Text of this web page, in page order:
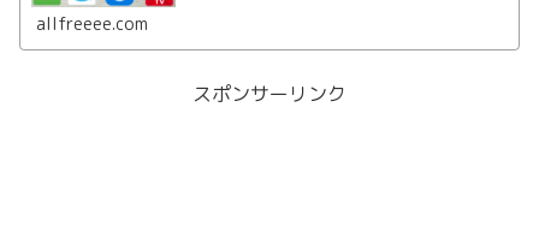
allfreeee.com
スポンサーリンク